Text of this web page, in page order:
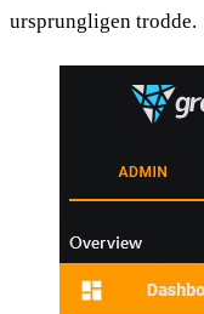
ursprungligen trodde.